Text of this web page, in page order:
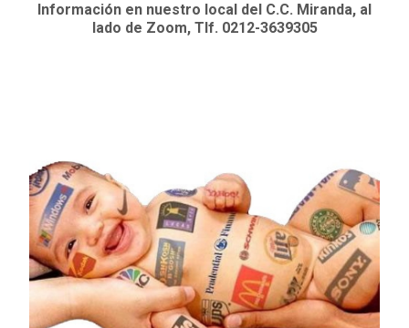
Información en nuestro local del C.C. Miranda, al
lado de Zoom, Tlf. 0212-3639305